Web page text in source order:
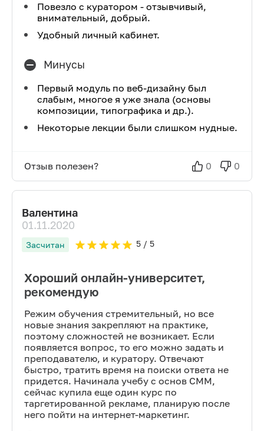
Повезло с куратором - отзывчивый,
внимательный, добрый.
Удобный личный кабинет.
Минусы
Первый модуль по веб-дизайну был
слабым, многое я уже знала (основы
композиции, типографика и др.).
Некоторые лекции были слишком нудные.
Отзыв полезен? 0 0
Валентина
01.11.2020
Засчитан 5/ 5
Хороший онлайн-университет,
рекомендую
Режим обучения стремительный, но все
новые знания закрепляют на практике,
поэтому сложностей не возникает. Если
появляется вопрос, то его можно задать и
преподавателю, и куратору. Отвечают
быстро, тратить время на поиски ответа не
придется. Начинала учебу с основ СММ,
сейчас купила еще один курс по
таргетированной рекламе, планирую после
него пойти на интернет-маркетинг.